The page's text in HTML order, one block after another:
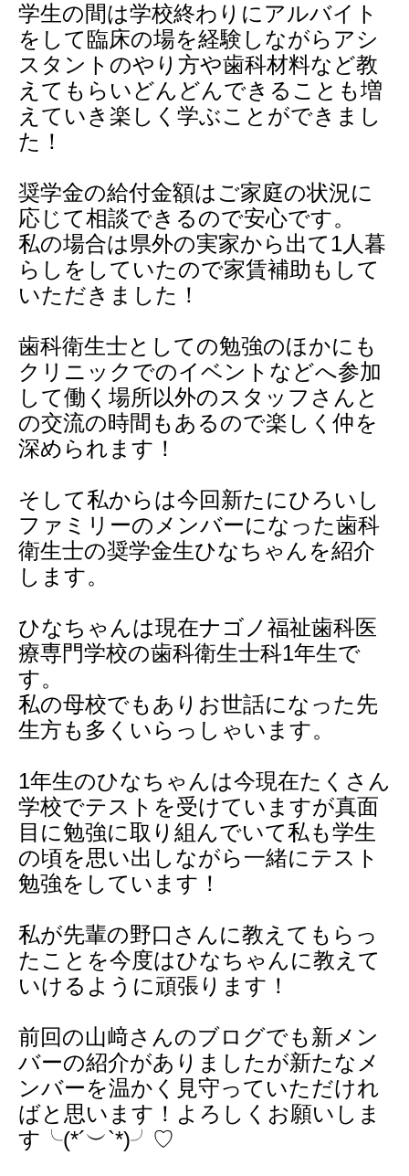
学生の間は学校終わりにアルバイト
をして臨床の場を経験しながらアシ
スタントのやり方や歯科材料など教
えてもらいどんどんできることも増
えていき楽しく学ぶことができまし
た！
奨学金の給付金額はご家庭の状況に
応じて相談できるので安心です。
私の場合は県外の実家から出て1人暮
らしをしていたので家賃補助もして
いただきました！
歯科衛生士としての勉強のほかにも
クリニックでのイベントなどへ参加
して働く場所以外のスタッフさんと
の交流の時間もあるので楽しく仲を
深められます！
そして私からは今回新たにひろいし
ファミリーのメンバーになった歯科
衛生士の奨学金生ひなちゃんを紹介
します。
ひなちゃんは現在ナゴノ福祉歯科医
療専門学校の歯科衛生士科1年生で
す。
私の母校でもありお世話になった先
生方も多くいらっしゃいます。
1年生のひなちゃんは今現在たくさん
学校でテストを受けていますが真面
目に勉強に取り組んでいて私も学生
の頃を思い出しながら一緒にテスト
勉強をしています！
私が先輩の野口さんに教えてもらっ
たことを今度はひなちゃんに教えて
いけるように頑張ります！
前回の山﨑さんのブログでも新メン
バーの紹介がありましたが新たなメ
ンバーを温かく見守っていただけれ
ばと思います！よろしくお願いしま
す╰(*´︶`*)╯♡